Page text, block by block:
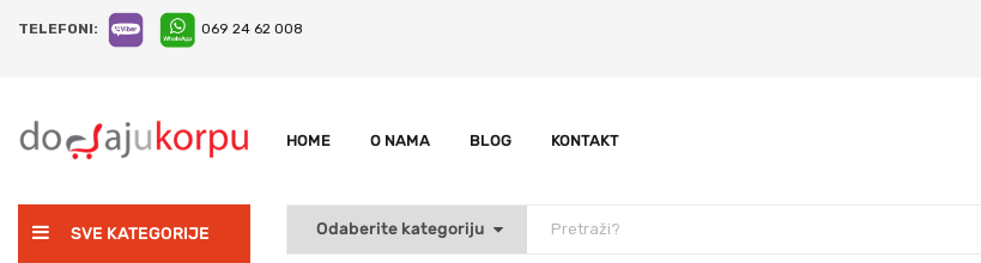
TELEFONI: 069 24 62 008
HOME O NAMA BLOG KONTAKT
SVE KATEGORIJE